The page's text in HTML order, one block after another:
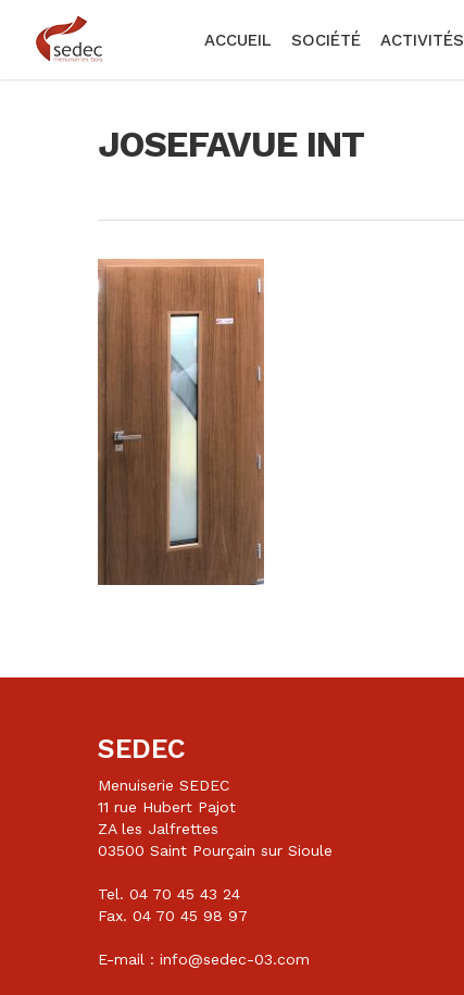
ACCUEIL SOCIÉTÉ ACTIVITÉS
JOSEFAVUE INT
SEDEC
Menuiserie SEDEC
11 rue Hubert Pajot
ZA les Jalfrettes
03500 Saint Pourçain sur Sioule
Tel. 04 70 45 43 24
Fax. 04 70 45 98 97
E-mail : info@sedec-03.com